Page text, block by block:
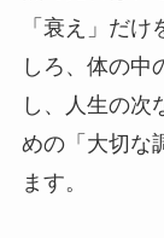
「衰え」だ
しろ、体の中
し、人生の次
めの「大切な
ます。